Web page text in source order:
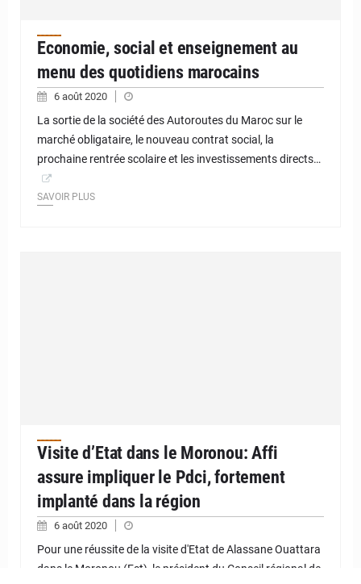
Economie, social et enseignement au
menu des quotidiens marocains
6 août 2020
La sortie de la société des Autoroutes du Maroc sur le
marché obligataire, le nouveau contrat social, la
prochaine rentrée scolaire et les investissements directs…
SAVOIR PLUS
Visite d’Etat dans le Moronou: Affi
assure impliquer le Pdci, fortement
implanté dans la région
6 août 2020
Pour une réussite de la visite d'Etat de Alassane Ouattara
dans le Moronou (Est), le président du Conseil régional de